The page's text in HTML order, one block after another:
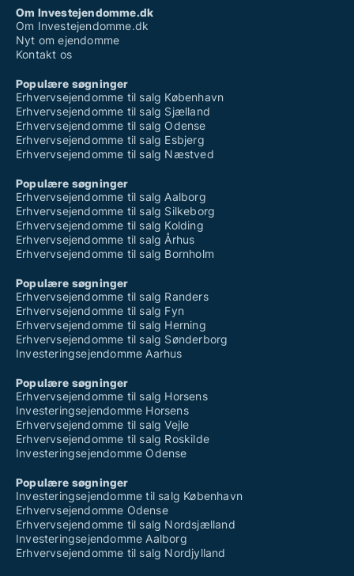
Om Investejendomme.dk
Om Investejendomme.dk
Nyt om ejendomme
Kontakt os
Populære søgninger
Erhvervsejendomme til salg København
Erhvervsejendomme til salg Sjælland
Erhvervsejendomme til salg Odense
Erhvervsejendomme til salg Esbjerg
Erhvervsejendomme til salg Næstved
Populære søgninger
Erhvervsejendomme til salg Aalborg
Erhvervsejendomme til salg Silkeborg
Erhvervsejendomme til salg Kolding
Erhvervsejendomme til salg Århus
Erhvervsejendomme til salg Bornholm
Populære søgninger
Erhvervsejendomme til salg Randers
Erhvervsejendomme til salg Fyn
Erhvervsejendomme til salg Herning
Erhvervsejendomme til salg Sønderborg
Investeringsejendomme Aarhus
Populære søgninger
Erhvervsejendomme til salg Horsens
Investeringsejendomme Horsens
Erhvervsejendomme til salg Vejle
Erhvervsejendomme til salg Roskilde
Investeringsejendomme Odense
Populære søgninger
Investeringsejendomme til salg København
Erhvervsejendomme Odense
Erhvervsejendomme til salg Nordsjælland
Investeringsejendomme Aalborg
Erhvervsejendomme til salg Nordjylland